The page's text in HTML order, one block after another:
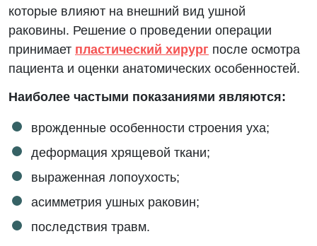
которые влияют на внешний вид ушной
раковины. Решение о проведении операции
принимает пластический хирург после осмотра
пациента и оценки анатомических особенностей.
Наиболее частыми показаниями являются:
врожденные особенности строения уха;
деформация хрящевой ткани;
выраженная лопоухость;
асимметрия ушных раковин;
последствия травм.